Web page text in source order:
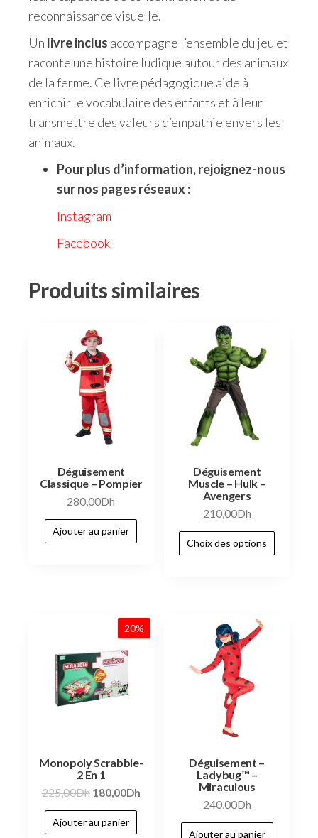
reconnaissance visuelle.
Un livre inclus accompagne l’ensemble du jeu et
raconte une histoire ludique autour des animaux
de la ferme. Ce livre pédagogique aide à
enrichir le vocabulaire des enfants et à leur
transmettre des valeurs d’empathie envers les
animaux.
Pour plus d’information, rejoignez-nous
sur nos pages réseaux :
Instagram
Facebook
Produits similaires
Déguisement
Classique – Pompier
280,00Dh
Ajouter au panier
Déguisement
Muscle – Hulk –
Avengers
210,00Dh
Choix des options
20%
Monopoly Scrabble-
2 En 1
225,00Dh 180,00Dh
Ajouter au panier
Déguisement –
Ladybug™ –
Miraculous
240,00Dh
Ajouter au panier